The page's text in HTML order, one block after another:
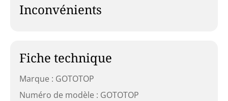
Inconvénients
Fiche technique
Marque : GOTOTOP
Numéro de modèle : GOTOTOP